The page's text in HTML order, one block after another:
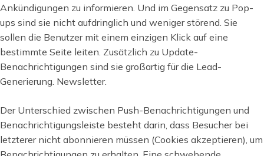
Ankündigungen zu informieren. Und im Gegensatz zu Pop-
ups sind sie nicht aufdringlich und weniger störend. Sie
sollen die Benutzer mit einem einzigen Klick auf eine
bestimmte Seite leiten. Zusätzlich zu Update-
Benachrichtigungen sind sie großartig für die Lead-
Generierung. Newsletter.
Der Unterschied zwischen Push-Benachrichtigungen und
Benachrichtigungsleiste besteht darin, dass Besucher bei
letzterer nicht abonnieren müssen (Cookies akzeptieren), um